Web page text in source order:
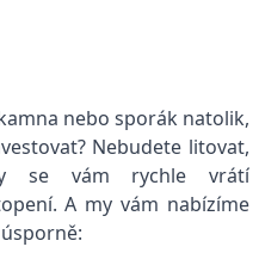
nebo sporák natolik,
Nebudete litovat,
se vám rychle vrátí
A my vám nabízíme